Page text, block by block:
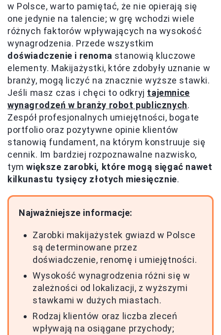
w Polsce, warto pamiętać, że nie opierają się
one jedynie na talencie; w grę wchodzi wiele
różnych faktorów wpływających na wysokość
wynagrodzenia. Przede wszystkim
doświadczenie i renoma stanowią kluczowe
elementy. Makijażystki, które zdobyły uznanie w
branży, mogą liczyć na znacznie wyższe stawki.
Jeśli masz czas i chęci to odkryj tajemnice
wynagrodzeń w branży robot publicznych.
Zespół profesjonalnych umiejętności, bogate
portfolio oraz pozytywne opinie klientów
stanowią fundament, na którym konstruuje się
cennik. Im bardziej rozpoznawalne nazwisko,
tymwiększe zarobki, które mogą sięgać nawet
kilkunastu tysięcy złotych miesięcznie.
Najważniejsze informacje:
Zarobki makijażystek gwiazd w Polsce
są determinowane przez
doświadczenie, renomę i umiejętności.
Wysokość wynagrodzenia różni się w
zależności od lokalizacji, z wyższymi
stawkami w dużych miastach.
Rodzaj klientów oraz liczba zleceń
wpływają na osiągane przychody;